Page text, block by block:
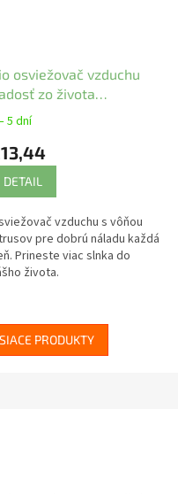
osviežovač vzduchu
zo života
Farfalla 75 ml
5 dní
DETAIL
vzduchu s vôňou
pre dobrú náladu každá
Prineste viac slnka do
života.
PRODUKTY